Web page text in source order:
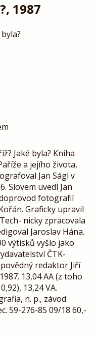
1987
Jaké byla? Kniha
a jejího života,
Jan Ságl v
Slovem uvedl Jan
fotografií
Graficky upravil
nicky zpracovala
Jaroslav Hána.
výtisků vyšlo jako
ČTK-
redaktor Jiří
13,04 AA (z toho
13,24 VA.
n. p., závod
59-276-85 09/18 60,-